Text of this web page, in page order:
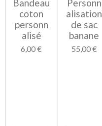
Bandeau
coton
personn
alisé
6,00 €
Personn
alisation
de sac
banane
55,00 €